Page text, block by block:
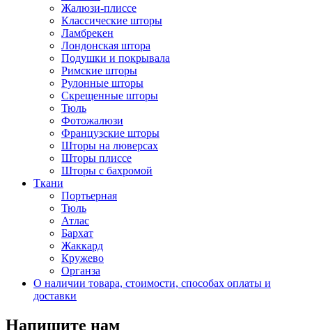
Жалюзи-плиссе
Классические шторы
Ламбрекен
Лондонская штора
Подушки и покрывала
Римские шторы
Рулонные шторы
Скрещенные шторы
Тюль
Фотожалюзи
Французские шторы
Шторы на люверсах
Шторы плиссе
Шторы с бахромой
Ткани
Портьерная
Тюль
Атлас
Бархат
Жаккард
Кружево
Органза
О наличии товара, стоимости, способах оплаты и
доставки
Напишите нам